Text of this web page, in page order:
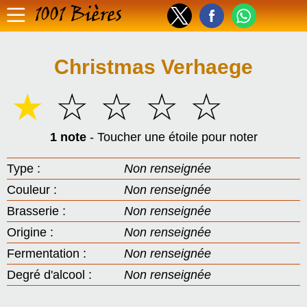
1001 Bières
Christmas Verhaege
☆
☆
☆
☆
☆
1 note- Toucher une étoile pour noter
Type :
Non renseignée
Couleur :
Non renseignée
Brasserie :
Non renseignée
Origine :
Non renseignée
Fermentation :
Non renseignée
Degré d'alcool :
Non renseignée